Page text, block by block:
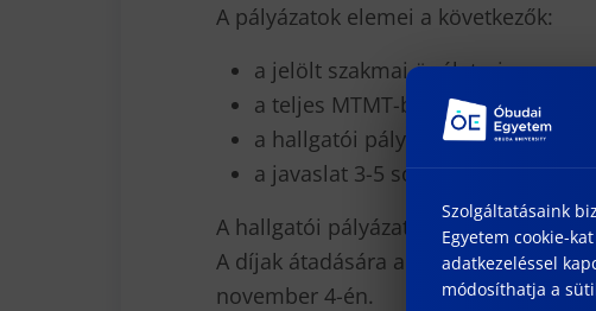
A pályázatok elemei a következők:
a jelölt szakmai önéletrajza;
a teljes MTMT-ben rögzített
a hallgatói pályafutás szakmai/
a javaslat 3-5 soros szöveges
A hallgatói pályázatokat október 10
A díjak átadására a Magyar
november 4-én.
Szolgáltatásaink
Egyetem cookie-
adatkezeléssel
módosíthatja a